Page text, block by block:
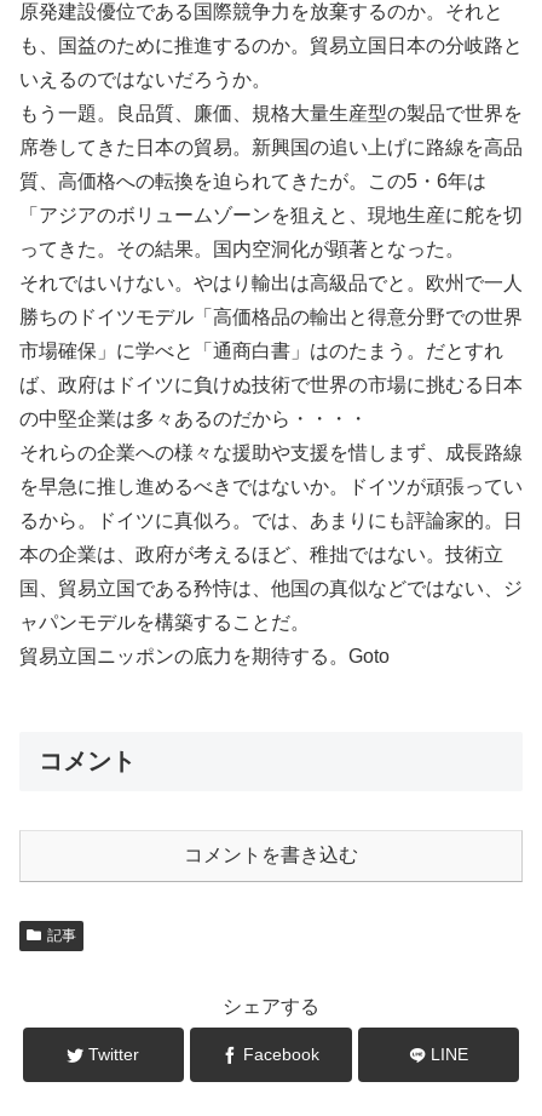
原発建設優位である国際競争力を放棄するのか。それと
も、国益のために推進するのか。貿易立国日本の分岐路と
いえるのではないだろうか。
もう一題。良品質、廉価、規格大量生産型の製品で世界を
席巻してきた日本の貿易。新興国の追い上げに路線を高品
質、高価格への転換を迫られてきたが。この5・6年は
「アジアのボリュームゾーンを狙えと、現地生産に舵を切
ってきた。その結果。国内空洞化が顕著となった。
それではいけない。やはり輸出は高級品でと。欧州で一人
勝ちのドイツモデル「高価格品の輸出と得意分野での世界
市場確保」に学べと「通商白書」はのたまう。だとすれ
ば、政府はドイツに負けぬ技術で世界の市場に挑むる日本
の中堅企業は多々あるのだから・・・・
それらの企業への様々な援助や支援を惜しまず、成長路線
を早急に推し進めるべきではないか。ドイツが頑張ってい
るから。ドイツに真似ろ。では、あまりにも評論家的。日
本の企業は、政府が考えるほど、稚拙ではない。技術立
国、貿易立国である矜恃は、他国の真似などではない、ジ
ャパンモデルを構築することだ。
貿易立国ニッポンの底力を期待する。Goto
コメント
コメントを書き込む
記事
シェアする
Twitter Facebook LINE